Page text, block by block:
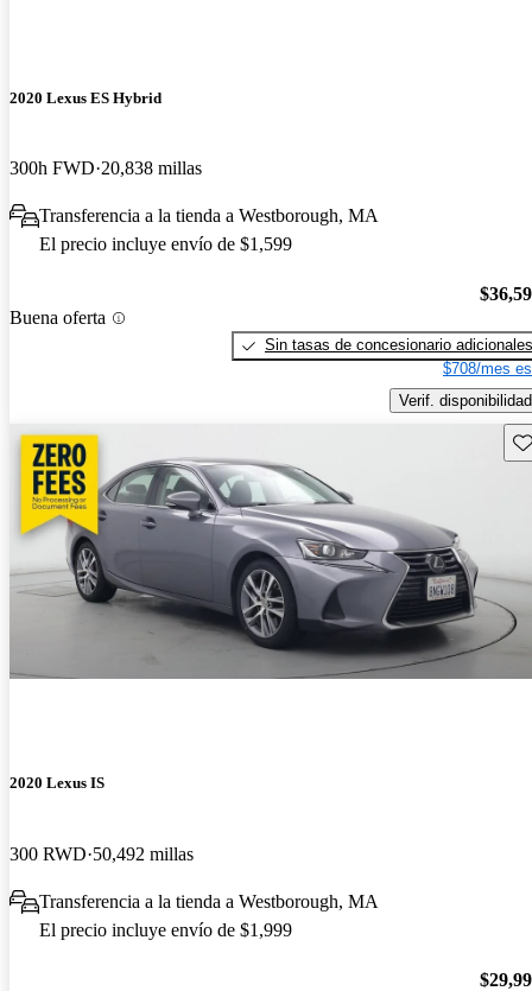
2020 Lexus ES Hybrid
300h FWD 20,838 millas
Transferencia a la tienda a Westborough, MA
El precio incluye envío de $1,599
Buena oferta
Sin tasas de concesionario adicionales
$708/mes
Verif. disponibilidad
2020 Lexus IS
300 RWD 50,492 millas
Transferencia a la tienda a Westborough, MA
El precio incluye envío de $1,999